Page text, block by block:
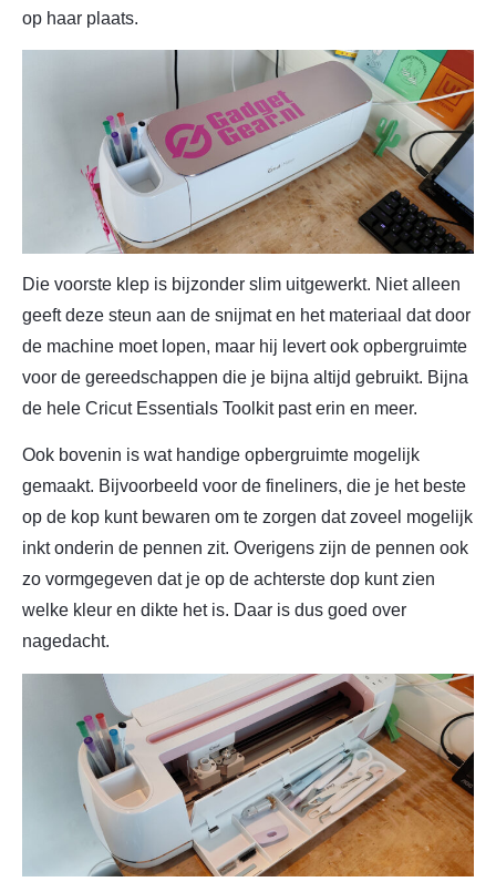
op haar plaats.
Die voorste klep is bijzonder slim uitgewerkt. Niet alleen
geeft deze steun aan de snijmat en het materiaal dat door
de machine moet lopen, maar hij levert ook opbergruimte
voor de gereedschappen die je bijna altijd gebruikt. Bijna
de hele Cricut Essentials Toolkit past erin en meer.
Ook bovenin is wat handige opbergruimte mogelijk
gemaakt. Bijvoorbeeld voor de fineliners, die je het beste
op de kop kunt bewaren om te zorgen dat zoveel mogelijk
inkt onderin de pennen zit. Overigens zijn de pennen ook
zo vormgegeven dat je op de achterste dop kunt zien
welke kleur en dikte het is. Daar is dus goed over
nagedacht.